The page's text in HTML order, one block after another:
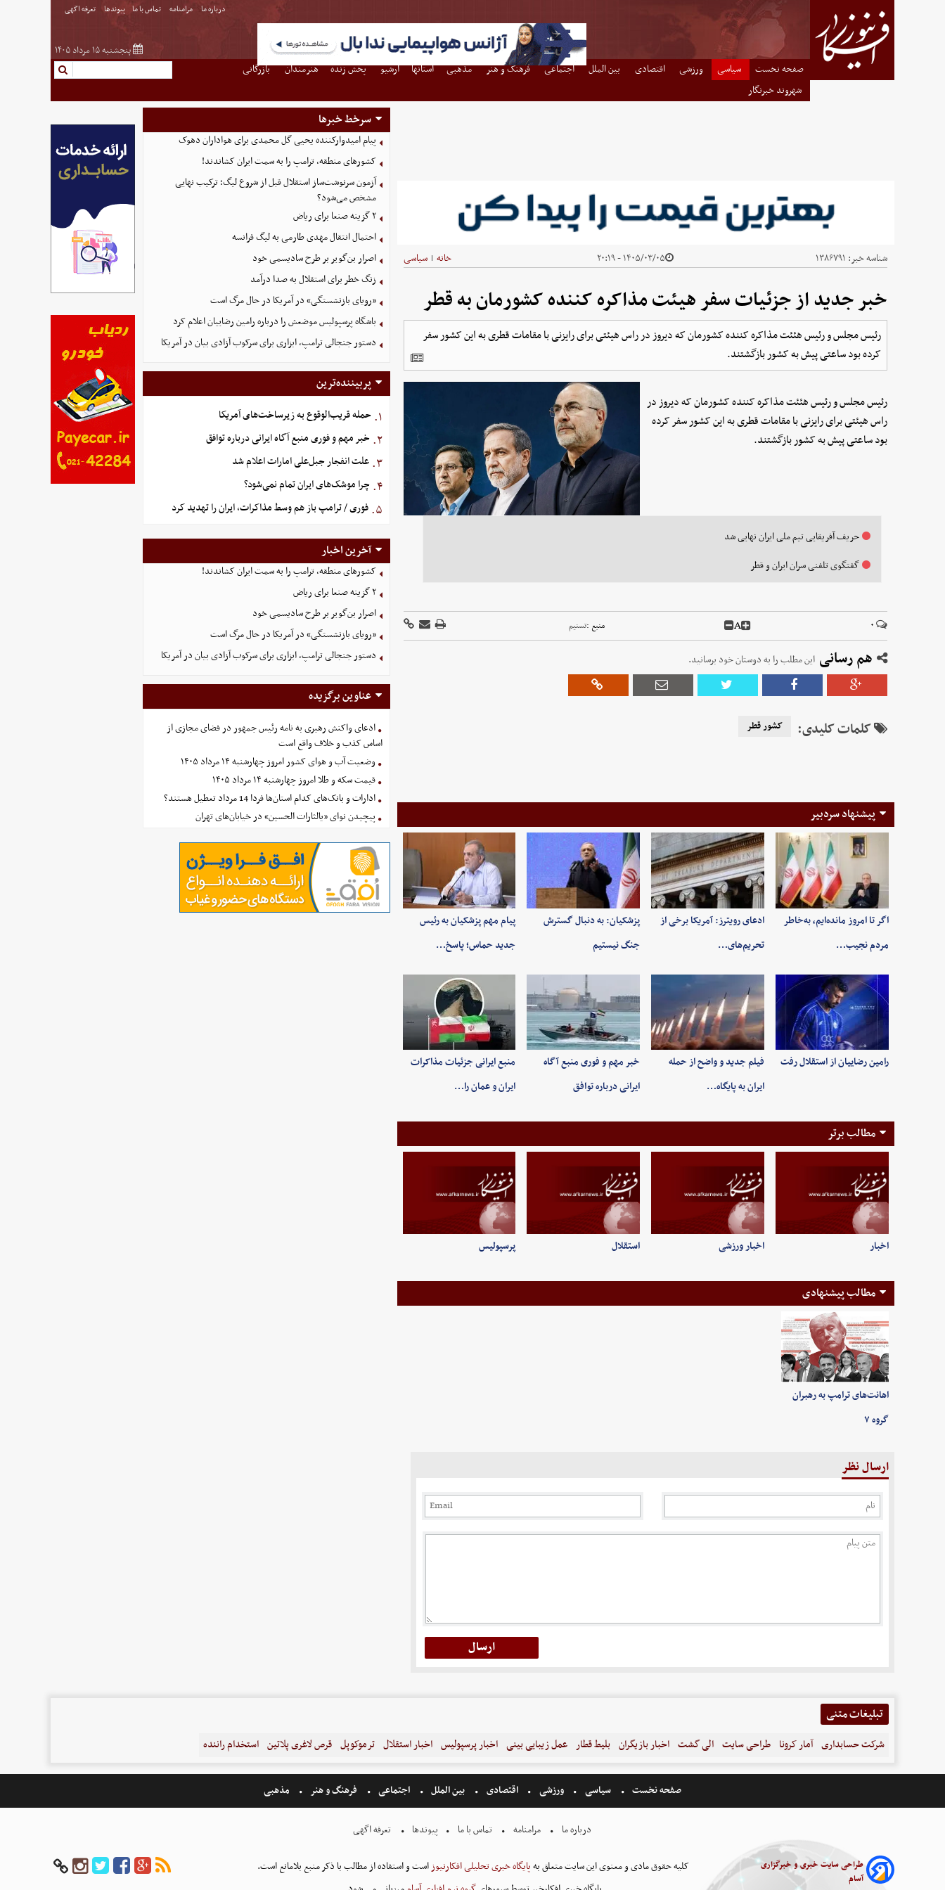
درباره ما مرامنامه تماس با ما پیوندها تعرفه اگهی
پنجشنبه ۱۵ مرداد ۱۴۰۵
صفحه نخست سیاسی ورزشی اقتصادی بین الملل اجتماعی فرهنگ و هنر مذهبی استانها آرشیو پخش زنده هنرمندان
بازرگانی
شهروند خبرنگار
شناسه خبر: ۱۳۸۶۷۹۱ ۱۴۰۵/۰۳/۰۵ - ۲۰:۱۹ خانه | سیاسی
خبر جدید از جزئیات سفر هیئت مذاکره کننده کشورمان به قطر
رئیس مجلس و رئیس هئئت مذاکره کننده کشورمان که دیروز در راس هیئتی برای رایزنی با مقامات قطری به این کشور سفر
کرده بود ساعتی پیش به کشور بازگشتند.
رئیس مجلس و رئیس هئئت مذاکره کننده کشورمان که دیروز در
راس هیئتی برای رایزنی با مقامات قطری به این کشور سفر کرده
بود ساعتی پیش به کشور بازگشتند.
حریف آفریقایی تیم ملی ایران نهایی شد
گفتگوی تلفنی سران ایران و قطر ‌
۰ A منبع :تسنیم
هم رسانی این مطلب را به دوستان خود برسانید.
کلمات کلیدی: کشور قطر
پیشنهاد سردبیر
اگر تا امروز مانده‌ایم، به‌خاطر
مردم نجیب…
ادعای رویترز: آمریکا برخی از
تحریم‌های…
پزشکیان: به‌ دنبال گسترش
جنگ نیستیم
پیام مهم پزشکیان به رئیس
جدید حماس؛ پاسخ…
رامین رضاییان از استقلال رفت
فیلم جدید و واضح از حمله
ایران به پایگاه…
خبر مهم و فوری منبع آگاه
ایرانی درباره توافق
منبع ایرانی جزئیات مذاکرات
ایران و عمان را…
مطالب برتر
اخبار اخبار ورزشی استقلال پرسپولیس
مطالب پیشنهادی
اهانت‌های ترامپ به رهبران
گروه ۷
ارسال نظر
سرخط خبرها
پیام امیدوارکننده یحیی گل محمدی برای هواداران دهوک
کشورهای منطقه، ترامپ را به سمت ایران کشاندند!
آزمون سرنوشت‌ساز استقلال قبل از شروع لیگ؛ ترکیب نهایی
مشخص می‌شود؟
۲ گزینه صنعا برای ریاض
احتمال انتقال مهدی طارمی به لیگ فرانسه
اصرار بن‌گویر بر طرح سادیسمی خود
زنگ خطر برای استقلال به صدا درآمد
«رویای بازنشستگی» در آمریکا در حال مرگ است
باشگاه پرسپولیس موضعش را درباره رامین رضاییان اعلام کرد
دستور جنجالی ترامپ، ابزاری برای سرکوب آزادی بیان در آمریکا
پربیننده‌ترین
۱. حمله قریب‌الوقوع به زیرساخت‌های آمریکا
۲. خبر مهم و فوری منبع آگاه ایرانی درباره توافق
۳. علت انفجار جبل‌علی امارات اعلام شد
۴. چرا موشک‌های ایران تمام نمی‌شود؟
۵. فوری / ترامپ باز هم وسط مذاکرات، ایران را تهدید کرد
آخرین اخبار
کشورهای منطقه، ترامپ را به سمت ایران کشاندند!
۲ گزینه صنعا برای ریاض
اصرار بن‌گویر بر طرح سادیسمی خود
«رویای بازنشستگی» در آمریکا در حال مرگ است
دستور جنجالی ترامپ، ابزاری برای سرکوب آزادی بیان در آمریکا
عناوین برگزیده
ادعای واکنش رهبری به نامه رئیس جمهور در فضای مجازی از
اساس کذب و خلاف واقع است
وضعیت آب و هوای کشور امروز چهارشنبه ۱۴ مرداد ۱۴۰۵
قیمت سکه و طلا امروز چهارشنبه ۱۴ مرداد ۱۴۰۵
ادارات و بانک‌های کدام استان‌ها فردا 14 مرداد تعطیل هستند؟
پیچیدن نوای «یالثارات الحسین» در خیابان‌های تهران
تبلیغات متنی
شرکت حسابداری آمار کرونا طراحی سایت الی گشت اخبار بازیگران بلیط قطار عمل زیبایی بینی اخبار پرسپولیس اخبار استقلال ترموکوپل قرص لاغری پلاتین استخدام راننده
صفحه نخست سیاسی ورزشی اقتصادی بین الملل اجتماعی فرهنگ و هنر مذهبی
درباره ما مرامنامه تماس با ما پیوندها تعرفه اگهی
طراحی سایت خبری و خبرگزاری
آسام
کلیه حقوق مادی و معنوی این سایت متعلق بهپایگاه خبری تحلیلی افکارنیوز است و استفاده از مطالب با ذکر منبع بلامانع است.